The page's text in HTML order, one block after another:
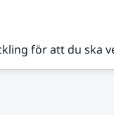
för att du ska